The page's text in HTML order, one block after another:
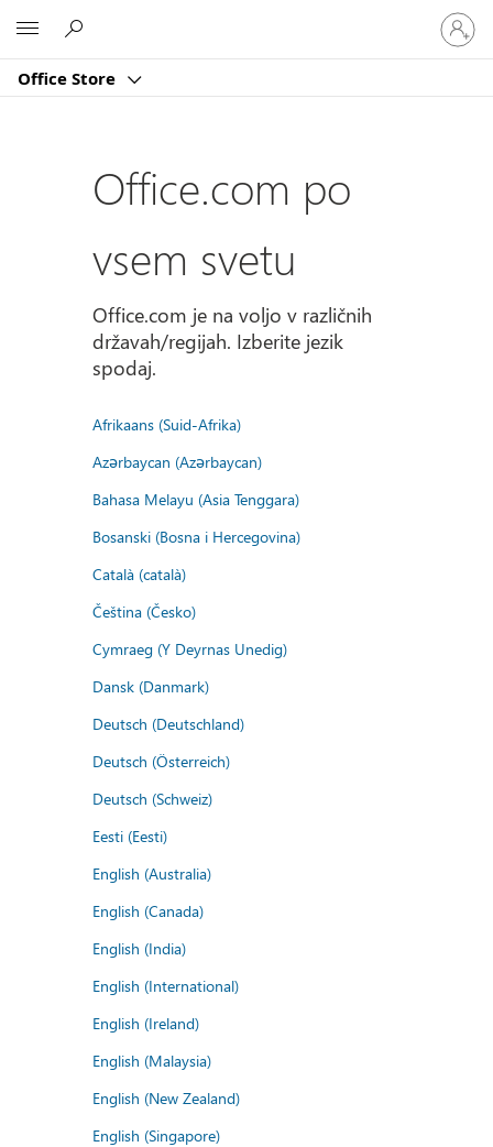
Office Store
Vpišite
se
v
račun
Office.com po
vsem svetu
Office.com je na voljo v različnih
državah/regijah. Izberite jezik
spodaj.
Afrikaans (Suid-Afrika)
Azərbaycan (Azərbaycan)
Bahasa Melayu (Asia Tenggara)
Bosanski (Bosna i Hercegovina)
Català (català)
Čeština (Česko)
Cymraeg (Y Deyrnas Unedig)
Dansk (Danmark)
Deutsch (Deutschland)
Deutsch (Österreich)
Deutsch (Schweiz)
Eesti (Eesti)
English (Australia)
English (Canada)
English (India)
English (International)
English (Ireland)
English (Malaysia)
English (New Zealand)
English (Singapore)